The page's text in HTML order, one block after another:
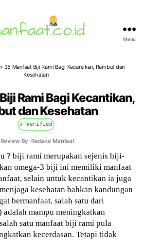
Menu
35 Manfaat Biji Rami Bagi Kecantikan, Rambut dan
Kesehatan
Rami Bagi Kecantikan,
dan Kesehatan
√ Verified
Review By: Redaksi Manfaat
? biji rami merupakan sejenis biji-
omega-3 biji ini memiliki manfaat
selain untuk kecantikan ia juga
kesehatan bahkan kandungan
bermanfaat, salah satu dari
adalah mampu meningkatkan
satu manfaat biji rami pula
kecerdasan. Tetapi tidak